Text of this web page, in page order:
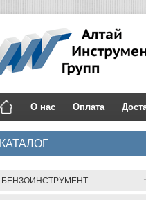
О нас Оплата
КАТАЛОГ
БЕНЗОИНСТРУМЕНТ